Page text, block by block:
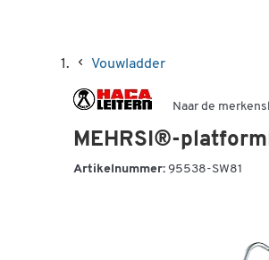
Vouwladder
Naar de
MEHRSI®-
Artikelnummer: 95538-SW81